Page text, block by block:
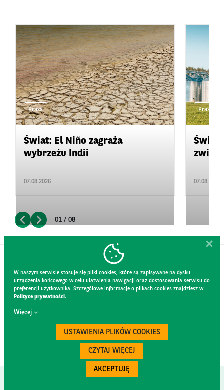
Prasa
Świat: El Niño zagraża
wybrzeżu Indii
07.08.2026
Prasa
07.08.2026
01 / 08
W naszym serwisie stosuje się pliki cookies, które są zapisywane na dysku
urządzenia końcowego w celu ułatwienia nawigacji oraz dostosowania serwisu do
preferencji użytkownika. Szczegółowe informacje o plikach cookies znajdziesz w
Polityce prywatności.
Więcej
USTAWIENIA PLIKÓW COOKIES
CZYTAJ WIĘCEJ
AKCEPTUJĘ
KONTAKT
REGULAMIN STRONY
POLITYKA PRYWATNOŚCI